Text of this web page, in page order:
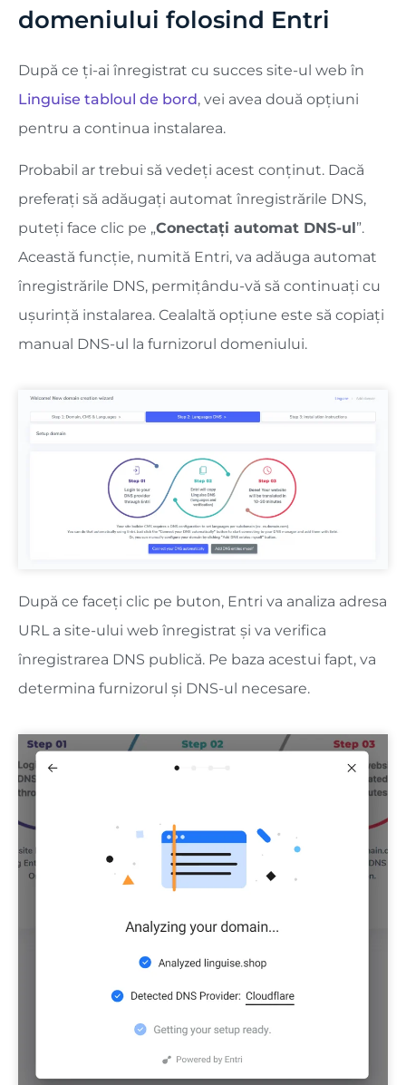
domeniului folosind Entri
După ce ți-ai înregistrat cu succes site-ul web în
Linguise tabloul de bord, vei avea două opțiuni
pentru a continua instalarea.
Probabil ar trebui să vedeți acest conținut. Dacă
preferați să adăugați automat înregistrările DNS,
puteți face clic pe „Conectați automat DNS-ul”.
Această funcție, numită Entri, va adăuga automat
înregistrările DNS, permițându-vă să continuați cu
ușurință instalarea. Cealaltă opțiune este să copiați
manual DNS-ul la furnizorul domeniului.
După ce faceți clic pe buton, Entri va analiza adresa
URL a site-ului web înregistrat și va verifica
înregistrarea DNS publică. Pe baza acestui fapt, va
determina furnizorul și DNS-ul necesare.